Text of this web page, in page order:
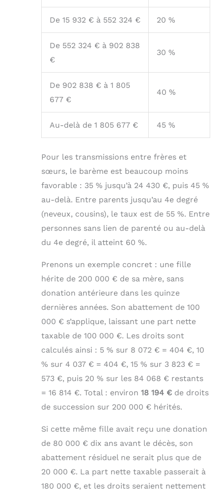
De 15 932 € à 552 324 € 20 %
De 552 324 € à 902 838
€
30 %
De 902 838 € à 1 805
677 €
40 %
Au-delà de 1 805 677 € 45 %
Pour les transmissions entre frères et
sœurs, le barème est beaucoup moins
favorable : 35 % jusqu’à 24 430 €, puis 45 %
au-delà. Entre parents jusqu’au 4e degré
(neveux, cousins), le taux est de 55 %. Entre
personnes sans lien de parenté ou au-delà
du 4e degré, il atteint 60 %.
Prenons un exemple concret : une fille
hérite de 200 000 € de sa mère, sans
donation antérieure dans les quinze
dernières années. Son abattement de 100
000 € s’applique, laissant une part nette
taxable de 100 000 €. Les droits sont
calculés ainsi : 5 % sur 8 072 € = 404 €, 10
% sur 4 037 € = 404 €, 15 % sur 3 823 € =
573 €, puis 20 % sur les 84 068 € restants
= 16 814 €. Total : environ 18 194 € de droits
de succession sur 200 000 € hérités.
Si cette même fille avait reçu une donation
de 80 000 € dix ans avant le décès, son
abattement résiduel ne serait plus que de
20 000 €. La part nette taxable passerait à
180 000 €, et les droits seraient nettement